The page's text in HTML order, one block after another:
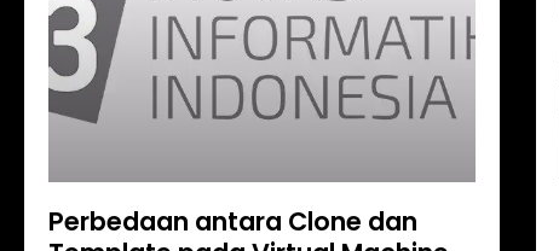
Perbedaan antara Clone dan